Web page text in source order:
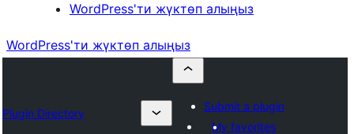
WordPress'ти жүктөп алыңыз
WordPress'ти жүктөп алыңыз
Plugin Directory
Submit a plugin
My favorites